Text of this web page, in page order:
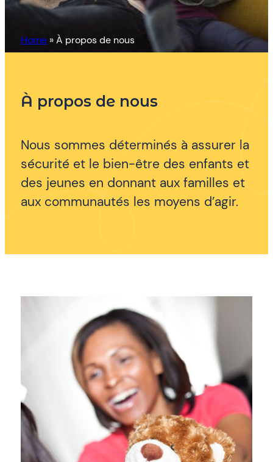
Home »À propos de nous
À propos de nous
Nous sommes déterminés à assurer la
sécurité et le bien-être des enfants et
des jeunes en donnant aux familles et
aux communautés les moyens d’agir.